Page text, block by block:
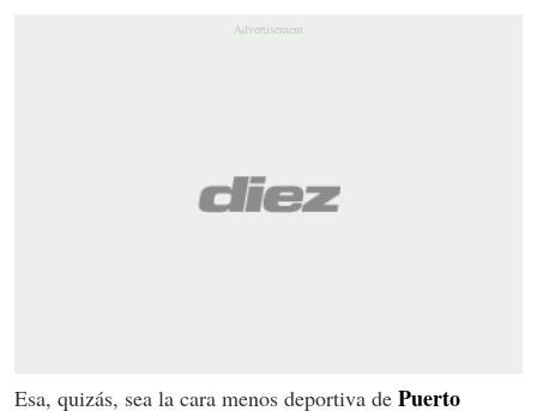
Esa, quizás, sea la cara menos deportiva de Puerto